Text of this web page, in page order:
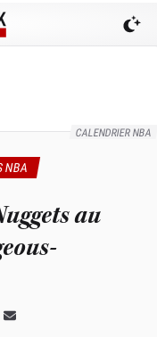
CALENDRIER NBA
NBA
au